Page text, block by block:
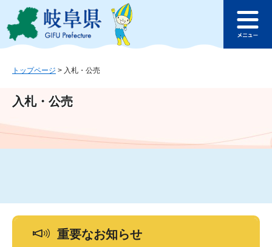
ジ
ュ
文
このページの本文へ
ュ
トップページ > 入札・公売
入札・公売
重要なお知らせ